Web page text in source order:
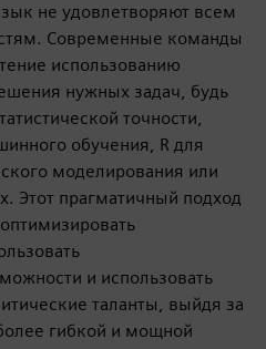
не удовлетворяют всем
Современные команды
использованию
нужных задач, будь
точности,
обучения, R для
моделирования или
Этот прагматичный подход
и использовать
таланты, выйдя за
гибкой и мощной